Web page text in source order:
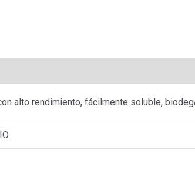
alto rendimiento, fácilmente soluble,